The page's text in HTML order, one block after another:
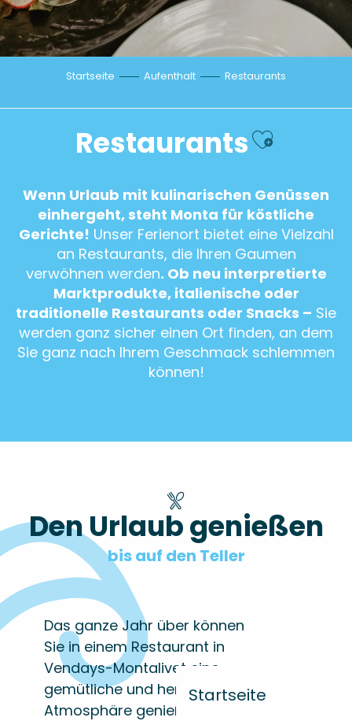
Startseite
Startseite Aufenthalt Restaurants
Restaurants
Wenn Urlaub mit kulinarischen Genüssen
einhergeht, steht Monta für köstliche
Gerichte! Unser Ferienort bietet eine Vielzahl
an Restaurants, die Ihren Gaumen
verwöhnen werden. Ob neu interpretierte
Marktprodukte, italienische oder
traditionelle Restaurants oder Snacks – Sie
werden ganz sicher einen Ort finden, an dem
Sie ganz nach Ihrem Geschmack schlemmen
können!
Den Urlaub genießen
bis auf den Teller
Das ganze Jahr über können
Sie in einem Restaurant in
Vendays-Montalivet eine
gemütliche und herzliche
Atmosphäre genießen!